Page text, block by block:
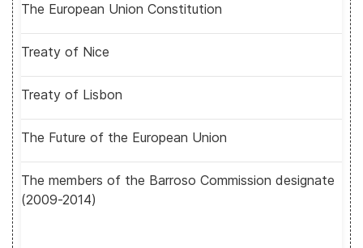
The European Union Constitution
Treaty of Nice
Treaty of Lisbon
The Future of the European Union
The members of the Barroso Commission designate
(2009-2014)